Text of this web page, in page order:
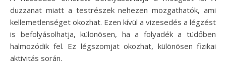
duzzanat miatt a testrészek nehezen mozgathatók, ami
kellemetlenséget okozhat. Ezen kívül a vizesedés a légzést
is befolyásolhatja, különösen, ha a folyadék a tüdőben
halmozódik fel. Ez légszomjat okozhat, különösen fizikai
aktivitás során.